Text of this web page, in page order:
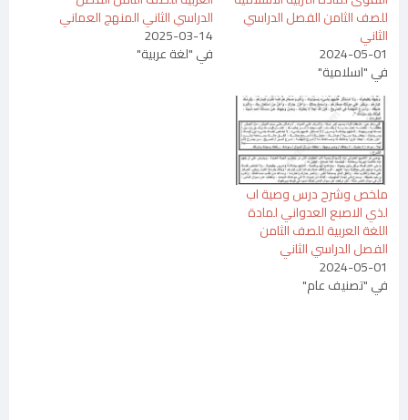
للصف الثامن الفصل الدراسي
الثاني
2024-05-01
في "اسلامية"
الدراسي الثاني المنهج العماني
2025-03-14
في "لغة عربية"
ملخص وشرح درس وصية اب
لذي الاصبع العدواني لمادة
اللغة العربية للصف الثامن
الفصل الدراسي الثاني
2024-05-01
في "تصنيف عام"